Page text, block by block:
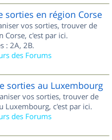
sorties en région Corse
vos sorties, trouver de
Corse, c'est par ici.
: 2A, 2B.
des Forums
sorties au Luxembourg
vos sorties, trouver de
Luxembourg, c'est par ici.
des Forums